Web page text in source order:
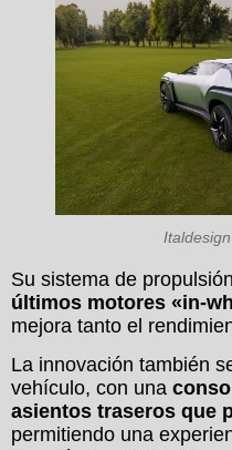
Su sistema de
últimos motores «in-
mejora tanto el
La innovación también
vehículo, con una
asientos traseros que
permitiendo una